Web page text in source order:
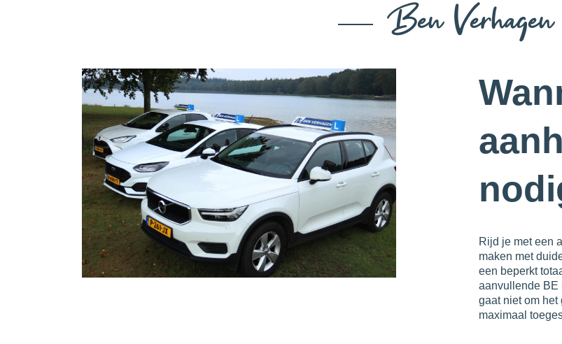
Ben Verhagen
Rijd je met een
maken met
een beperkt
aanvullende BE
gaat niet om het
maximaal